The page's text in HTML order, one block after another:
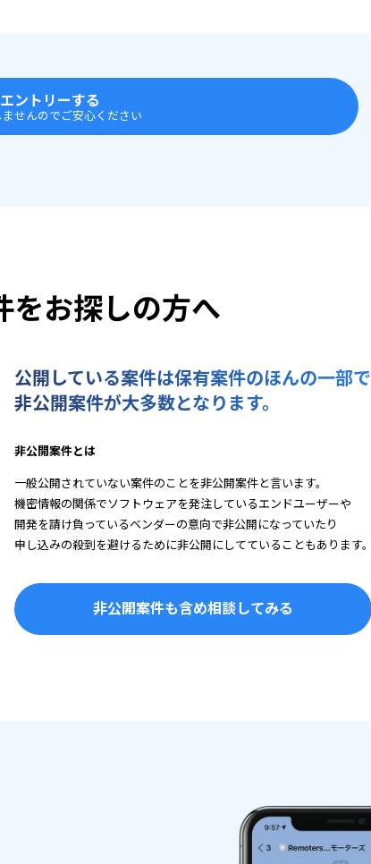
ントリーする
せんのでご安心ください
をお探しの方へ
公開している案件は保有案件のほんの一部で
非公開案件が大多数となります。
非公開案件とは
一般公開されていない案件のことを非公開案件と言います。
機密情報の関係でソフトウェアを発注しているエンドユーザーや
開発を請け負っているベンダーの意向で非公開になっていたり
申し込みの殺到を避けるために非公開にしてていることもあります。
非公開案件も含め相談してみる